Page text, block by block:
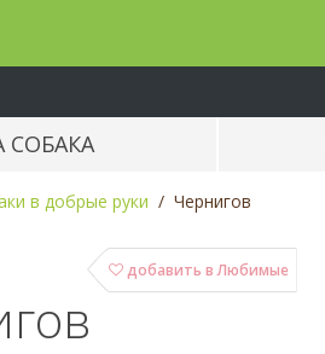
СОБАКА
в добрые руки Чернигов
добавить в Любимые